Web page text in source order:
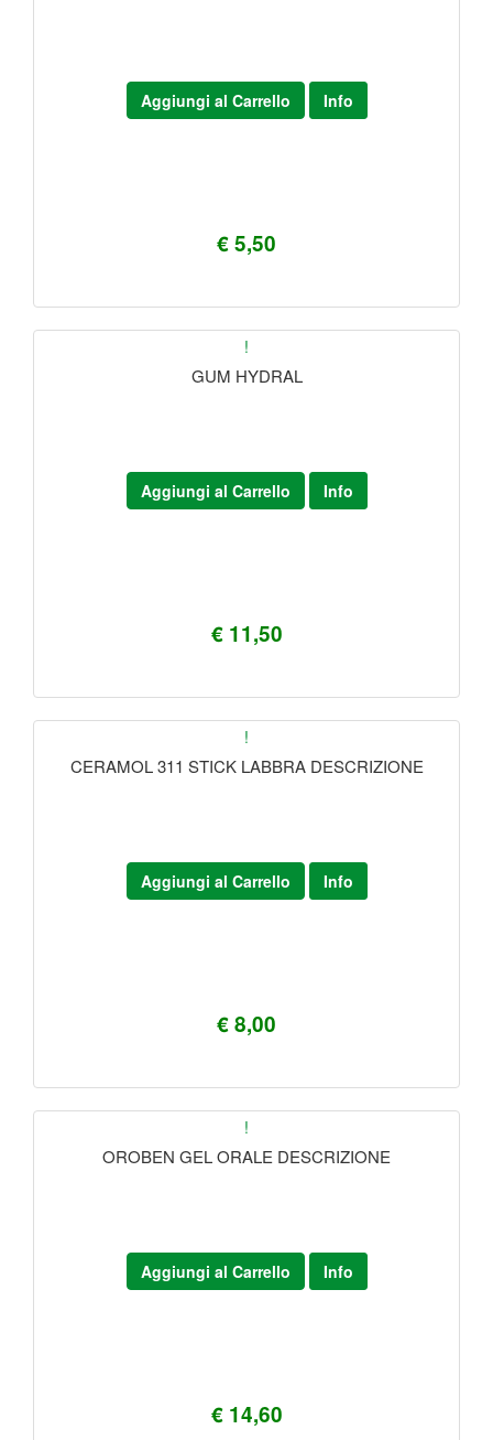
€ 5,50
Aggiungi al Carrello Info
!
GUM HYDRAL
€ 11,50
Aggiungi al Carrello Info
!
CERAMOL 311 STICK LABBRA DESCRIZIONE
€ 8,00
Aggiungi al Carrello Info
!
OROBEN GEL ORALE DESCRIZIONE
€ 14,60
Aggiungi al Carrello Info